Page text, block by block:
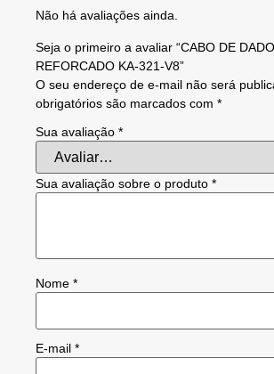
Não há avaliações ainda.
Seja o primeiro a avaliar “CABO DE
REFORCADO KA-321-V8”
O seu endereço de e-mail não será
obrigatórios são marcados com *
Sua avaliação *
Sua avaliação sobre o produto *
Nome *
E-mail *